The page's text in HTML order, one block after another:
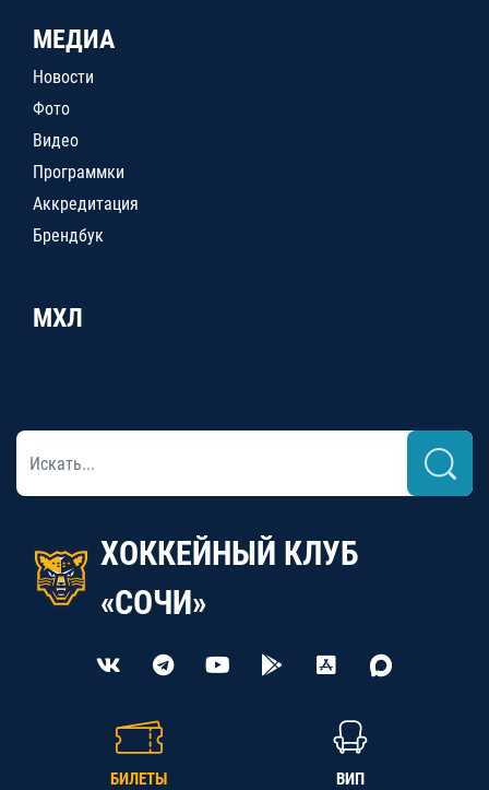
МЕДИА
Новости
Фото
Видео
Программки
Аккредитация
Брендбук
МХЛ
ХОККЕЙНЫЙ КЛУБ
«СОЧИ»
БИЛЕТЫ ВИП